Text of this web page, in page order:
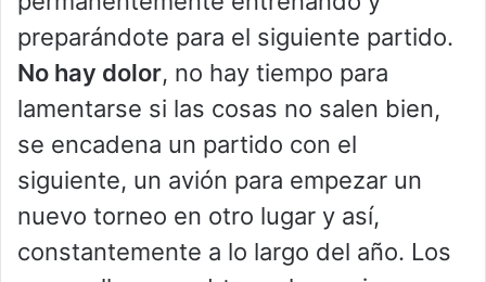
preparándote para el siguiente partido.
No hay dolor, no hay tiempo para
lamentarse si las cosas no salen bien,
se encadena un partido con el
siguiente, un avión para empezar un
nuevo torneo en otro lugar y así,
constantemente a lo largo del año. Los